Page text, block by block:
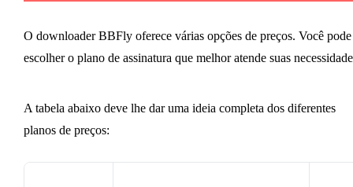
O downloader BBFly oferece várias opções de preços. Você pode
escolher o plano de assinatura que melhor atende suas
A tabela abaixo deve lhe dar uma ideia completa dos diferentes
planos de preços: